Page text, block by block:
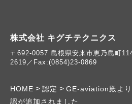
株式会社 キグチテクニクス
〒692-0057 島根県安来市恵乃島町
2619／Fax:(0854)23-0869
HOME > 認定 > GE-aviation殿よ
認が追加されました